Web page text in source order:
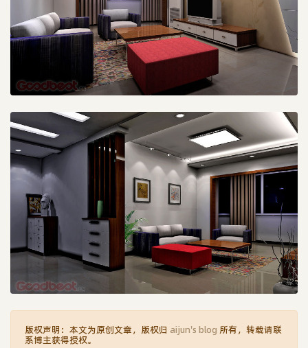
版权声明：本文为原创文章，版权归 aijun's blog 所有，转载请联
系博主获得授权。